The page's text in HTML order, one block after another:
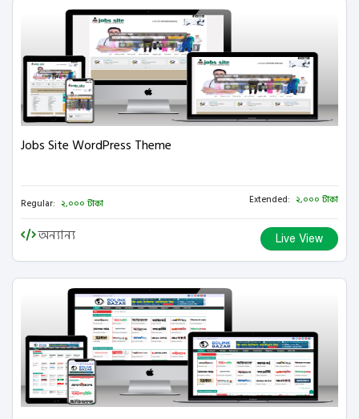
Jobs Site WordPress Theme
Regular: ২,০০০ টাকা Extended: ২,০০০ টাকা
অন্যান্য Live View